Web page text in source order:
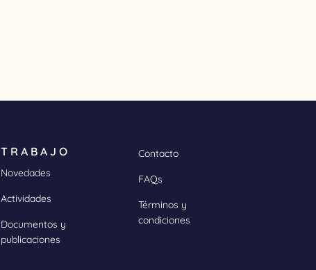
TRABAJO
Novedades
Actividades
Documentos y
publicaciones
Contacto
FAQs
Términos y
condiciones